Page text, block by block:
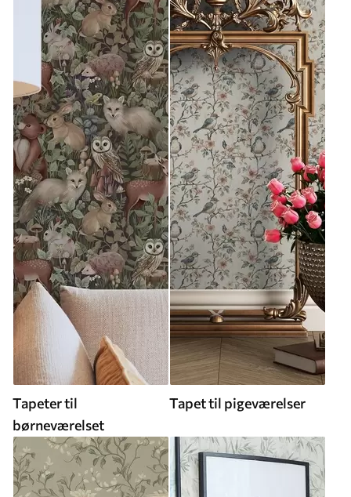
Tapeter til
børneværelset
Tapet til pigeværelser